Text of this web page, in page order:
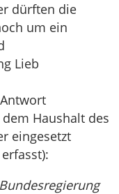
dürften die
um ein
Lieb
Haushalt des
eingesetzt